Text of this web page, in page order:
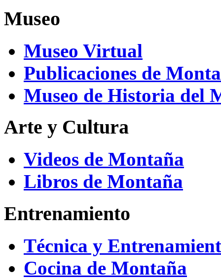
Museo
Museo Virtual
Publicaciones de
Museo de Historia del
Arte y Cultura
Videos de Montaña
Libros de Montaña
Entrenamiento
Técnica y
Cocina de Montaña